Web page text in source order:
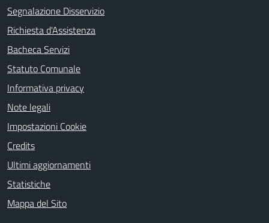
Segnalazione Disservizio
Richiesta d'Assistenza
Bacheca Servizi
Statuto Comunale
Informativa privacy
Note legali
Impostazioni Cookie
Credits
Ultimi aggiornamenti
Statistiche
Mappa del Sito